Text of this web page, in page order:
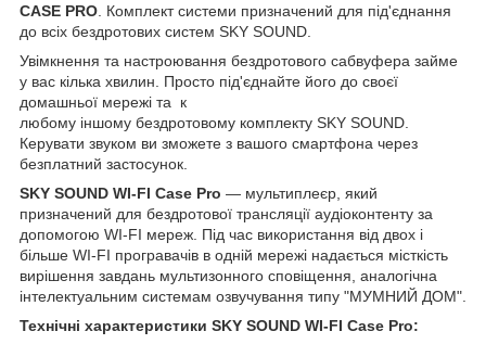
CASE PRO Комплект системи призначений для під'єднання
до всіх бездротових систем SKY SOUND.
Увімкнення та настроювання бездротового сабвуфера займе
у вас кілька хвилин. Просто під'єднайте його до своєї
домашньої мережі та к
любому іншому бездротовому комплекту SKY SOUND.
Керувати звуком ви зможете з вашого смартфона через
безплатний застосунок.
SKY SOUND WI-FI Case Pro — мультиплеєр, який
призначений для бездротової трансляції аудіоконтенту за
допомогою WI-FI мереж. Під час використання від двох і
більше WI-FI програвачів в одній мережі надається місткість
вирішення завдань мультизонного сповіщення, аналогічна
інтелектуальним системам озвучування типу "МУМНИЙ ДОМ".
Технічні характеристики SKY SOUND WI-FI Case Pro: